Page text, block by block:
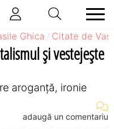
Ghica Citate de
şi vestejeşte
aroganță, ironie
adaugă un comentariu